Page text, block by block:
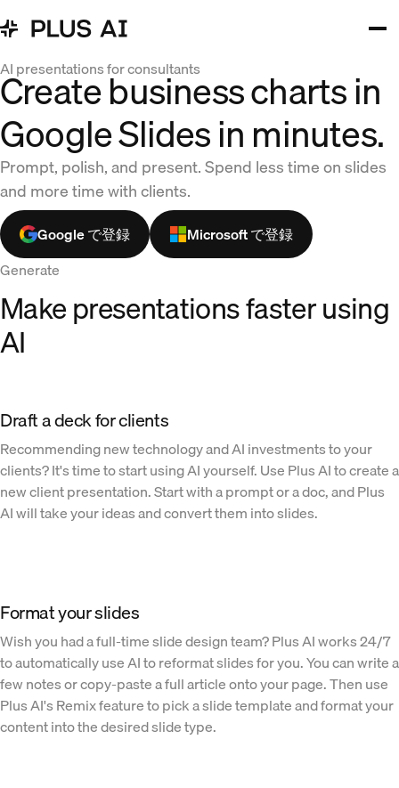
AI presentations for consultants
Create business charts in
Google Slides in minutes.
Prompt, polish, and present. Spend less time on slides
and more time with clients.
Google で登録
Microsoft で登録
Generate
Make presentations faster using
AI
Draft a deck for clients
Recommending new technology and AI investments to your
clients? It's time to start using AI yourself. Use Plus AI to create a
new client presentation. Start with a prompt or a doc, and Plus
AI will take your ideas and convert them into slides.
Format your slides
Wish you had a full-time slide design team? Plus AI works 24/7
to automatically use AI to reformat slides for you. You can write a
few notes or copy-paste a full article onto your page. Then use
Plus AI's Remix feature to pick a slide template and format your
content into the desired slide type.